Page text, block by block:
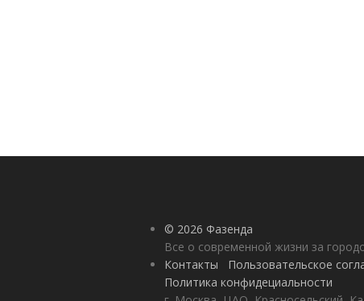
© 2026 Фазенда
Все о современной жизни за
Контакты
Пользовательское
Политика конфидециальности